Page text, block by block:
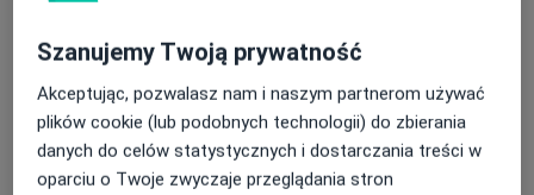
Centrum Medyczne enel-med – Oddział
Galeria Młociny
Kardiologia, Interna, Pediatria ·Więcej
304 opinie
Zgrupowania AK "Kampinos" 15, Warszawa
Szanujemy Twoją prywatność
Akceptując, pozwalasz nam i naszym partnerom używać
plików cookie (lub podobnych technologii) do zbierania
danych do celów statystycznych i dostarczania treści w
oparciu o Twoje zwyczaje przeglądania stron